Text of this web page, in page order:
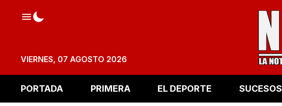
VIERNES, 07 AGOSTO 2026
PORTADA PRIMERA EL DEPORTE SUCESOS